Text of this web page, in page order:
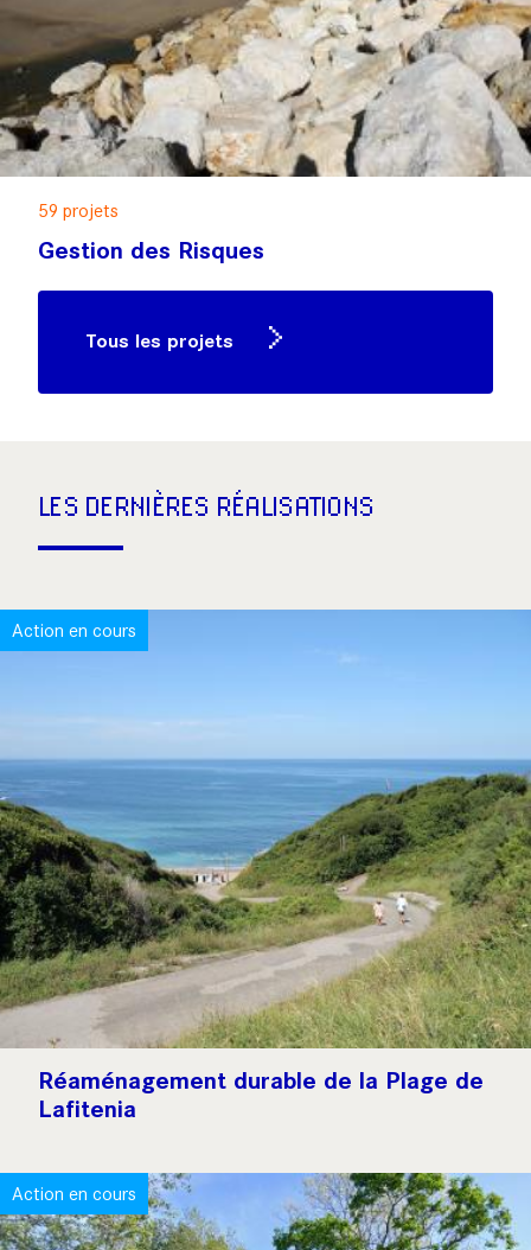
59 projets
Gestion des Risques
Tous les projets
LES DERNIÈRES RÉALISATIONS
Action en cours
Réaménagement durable de la Plage de
Lafitenia
Action en cours